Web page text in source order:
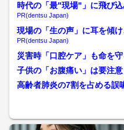
時代の「最"現場"」に飛び
PR(dentsu Japan)
現場の「生の声」に耳を傾
PR(dentsu Japan)
災害時「口腔ケア」も命を
死亡リスクを防ぐ“水を使...
子供の「お腹痛い」は要注
は婦人科の病気だった」ケ...
高齢者肺炎の7割を占める